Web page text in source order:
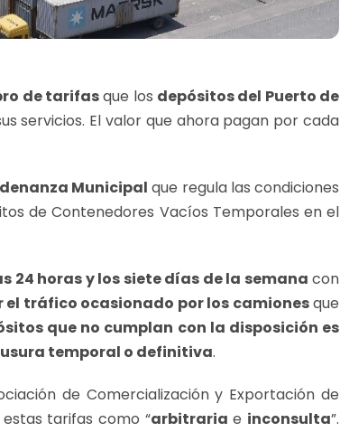
de tarifasque los depósitos del Puerto de
servicios. El valor que ahora pagan por cada
Municipal que regula las condiciones
de Contenedores Vacíos Temporales en el
horas y los siete días de la semana con
tráfico ocasionado por los camionesque
que no cumplan con la disposición es
temporal o definitiva.
de Comercialización y Exportación de
tarifas como “arbitraria e inconsulta”.